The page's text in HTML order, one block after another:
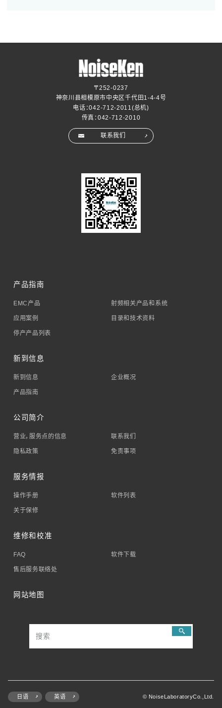
〒252-0237
神奈川县相模原市中央区千代田1-4-4号
电话：042-712-2011(总机)
传真：042-712-2010
联系我们
产品指南
EMC产品 射频相关产品和系统
应用案例 目录和技术资料
停产产品列表
新到信息
新到信息 企业概况
产品指南
公司简介
营业，服务点的信息 联系我们
隐私政策 免责事项
服务情报
操作手册 软件列表
关于保修
维修和校准
FAQ 软件下载
售后服务联络处
网站地图
日语 英语 © NoiseLaboratoryCo.,Ltd.